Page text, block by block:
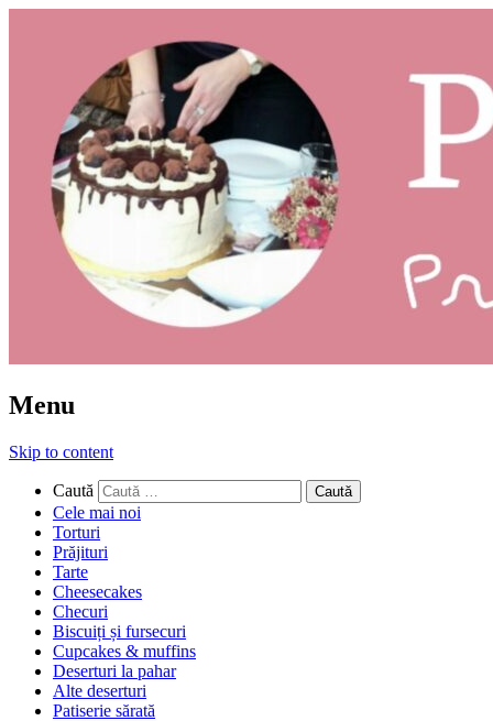
Pleziruri
Prăjituri: ce și cum
Menu
Skip to content
Caută
Cele mai noi
Torturi
Prăjituri
Tarte
Cheesecakes
Checuri
Biscuiți și fursecuri
Cupcakes & muffins
Deserturi la pahar
Alte deserturi
Patiserie sărată